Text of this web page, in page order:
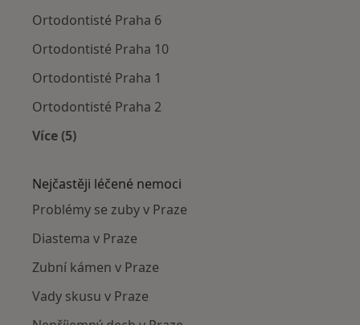
Ortodontisté Praha 6
Ortodontisté Praha 10
Ortodontisté Praha 1
Ortodontisté Praha 2
Více (5)
Nejčastěji léčené nemoci
Problémy se zuby v Praze
Diastema v Praze
Zubní kámen v Praze
Vady skusu v Praze